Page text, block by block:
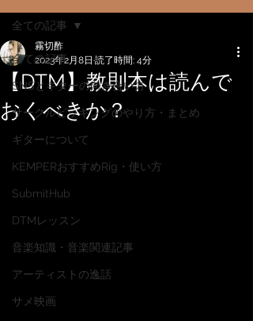
全ての記事
SNSとギターの向き合い方
サークルピッキングのやり方・まとめ
ギターについて
KEMPERおすすめRig・使い方
SubmitHub
DTMレッスン
音楽知識・音楽関連記事
アーティストの逸話
サメ映画
全ての記事
【DTM】教則本は読んで
おくべきか？
霧切酢
2023年2月8日 読了時間: 4分